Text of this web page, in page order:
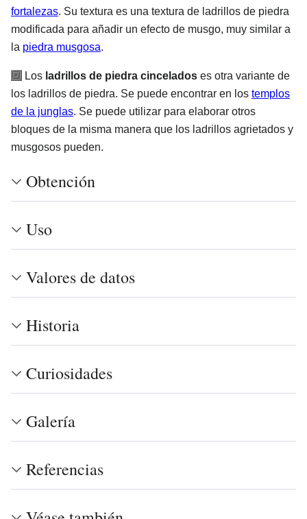
fortalezas. Su textura es una textura de ladrillos de piedra
modificada para añadir un efecto de musgo, muy similar a
la piedra musgosa.
Los ladrillos de piedra cincelados es otra variante de
los ladrillos de piedra. Se puede encontrar en los templos
de la junglas. Se puede utilizar para elaborar otros
bloques de la misma manera que los ladrillos agrietados y
musgosos pueden.
Obtención
Uso
Valores de datos
Historia
Curiosidades
Galería
Referencias